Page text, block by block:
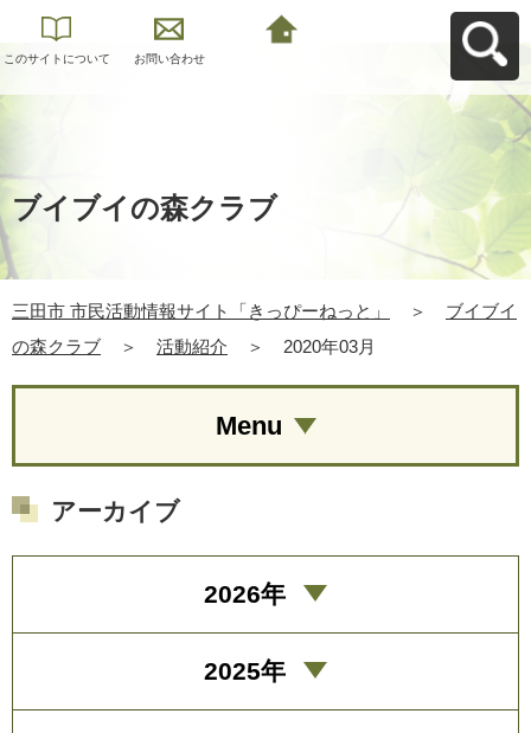
このサイトについて お問い合わせ
ブイブイの森クラブ
三田市 市民活動情報サイト「きっぴーねっと」 ＞
ブイブイ
の森クラブ
＞ 活動紹介 ＞ 2020年03月
Menu
アーカイブ
2026年
2025年